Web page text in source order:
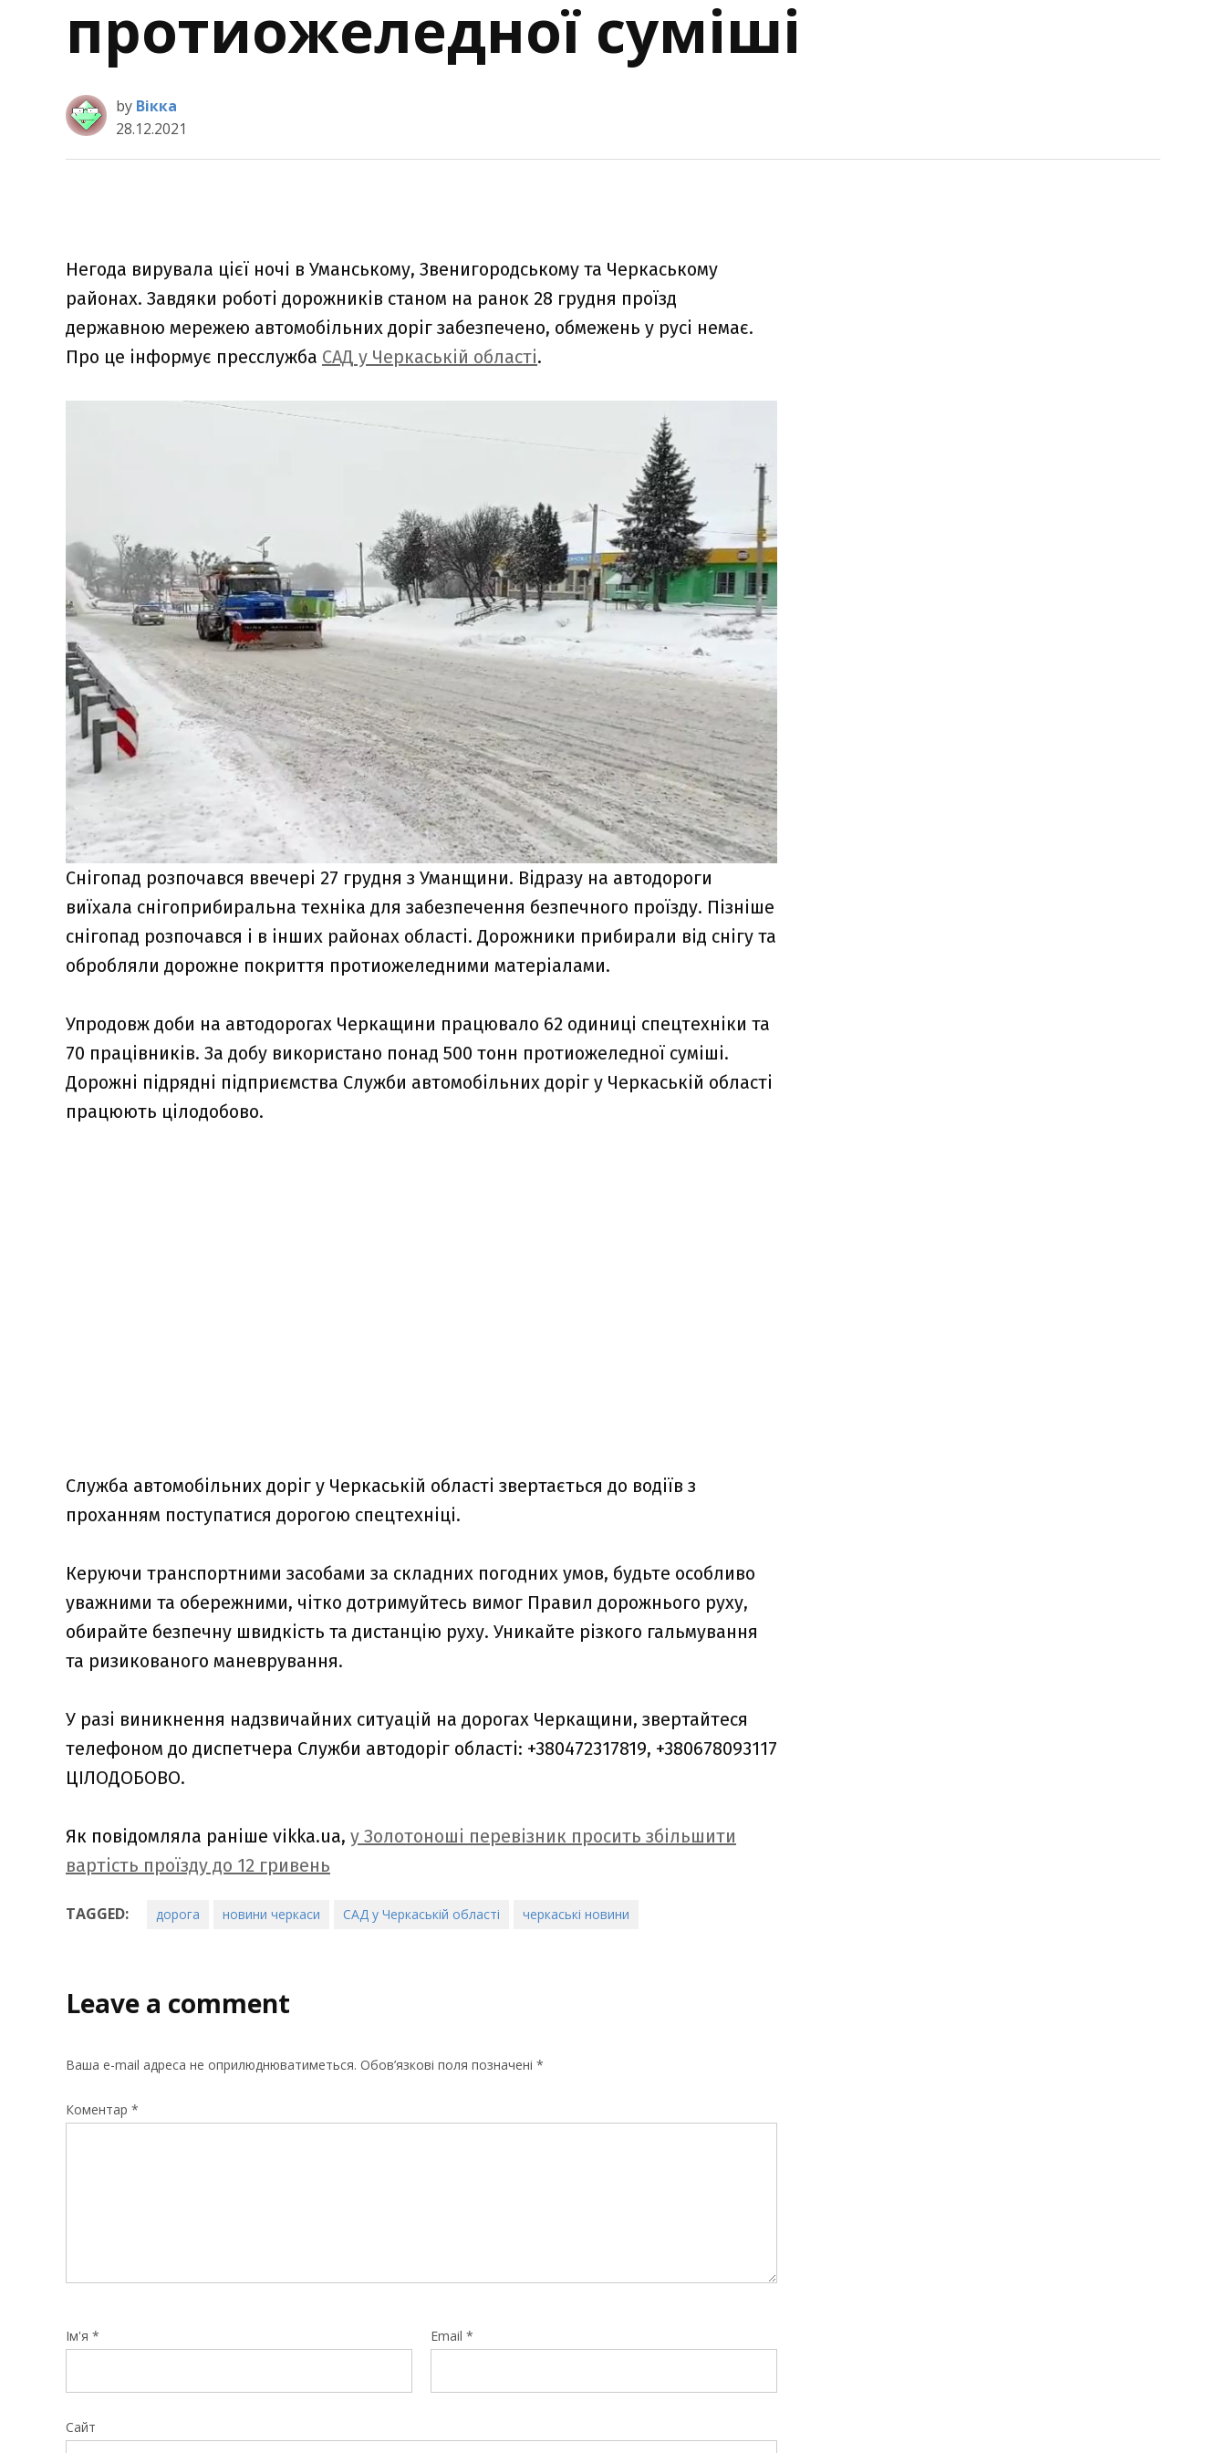
протиожеледної суміші
by Вікка
28.12.2021
Негода вирувала цієї ночі в Уманському, Звенигородському та Черкаському
районах. Завдяки роботі дорожників станом на ранок 28 грудня проїзд
державною мережею автомобільних доріг забезпечено, обмежень у русі немає.
Про це інформує пресслужба САД у Черкаській області.
Снігопад розпочався ввечері 27 грудня з Уманщини. Відразу на автодороги
виїхала снігоприбиральна техніка для забезпечення безпечного проїзду. Пізніше
снігопад розпочався і в інших районах області. Дорожники прибирали від снігу та
обробляли дорожне покриття протиожеледними матеріалами.
Упродовж доби на автодорогах Черкащини працювало 62 одиниці спецтехніки та
70 працівників. За добу використано понад 500 тонн протиожеледної суміші.
Дорожні підрядні підприємства Служби автомобільних доріг у Черкаській області
працюють цілодобово.
Служба автомобільних доріг у Черкаській області звертається до водіїв з
проханням поступатися дорогою спецтехніці.
Керуючи транспортними засобами за складних погодних умов, будьте особливо
уважними та обережними, чітко дотримуйтесь вимог Правил дорожнього руху,
обирайте безпечну швидкість та дистанцію руху. Уникайте різкого гальмування
та ризикованого маневрування.
У разі виникнення надзвичайних ситуацій на дорогах Черкащини, звертайтеся
телефоном до диспетчера Служби автодоріг області: +380472317819, +380678093117
ЦІЛОДОБОВО.
Як повідомляла раніше vikka.ua, у Золотоноші перевізник просить збільшити
вартість проїзду до 12 гривень
TAGGED: дорога новини черкаси САД у Черкаській області черкаські новини
Leave a comment
Ваша e-mail адреса не оприлюднюватиметься. Обов’язкові поля позначені *
Коментар *
Ім'я * Email *
Сайт